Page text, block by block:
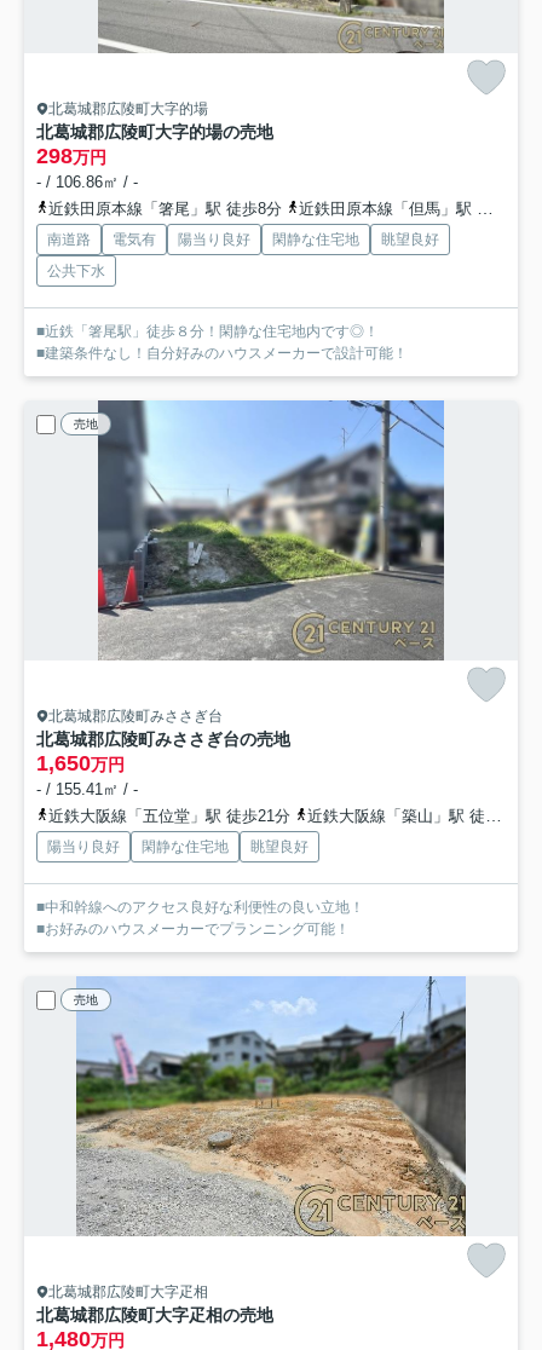
北葛城郡広陵町大字的場
北葛城郡広陵町大字的場の売地
298万円
- / 106.86㎡ / -
近鉄田原本線「箸尾」駅 徒歩8分
近鉄田原本線「但馬」駅 徒歩20分
南道路 電気有 陽当り良好 閑静な住宅地
眺望良好
公共下水
■近鉄「箸尾駅」徒歩８分！閑静な住宅地内です◎！
■建築条件なし！自分好みのハウスメーカーで設計可能！
売地
北葛城郡広陵町みささぎ台
北葛城郡広陵町みささぎ台の売地
1,650万円
- / 155.41㎡ / -
近鉄大阪線「五位堂」駅 徒歩21分
近鉄大阪線「築山」駅 徒歩17分
陽当り良好 閑静な住宅地 眺望良好
■中和幹線へのアクセス良好な利便性の良い立地！
■お好みのハウスメーカーでプランニング可能！
売地
北葛城郡広陵町大字疋相
北葛城郡広陵町大字疋相の売地
1,480万円